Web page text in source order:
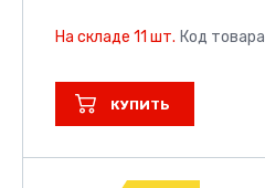
На складе 11 шт. Код
КУПИТЬ